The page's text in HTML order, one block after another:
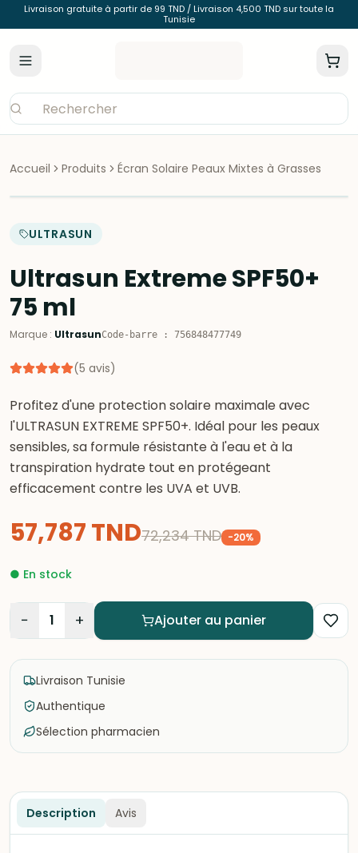
Livraison gratuite à partir de 99 TND / Livraison 4,500 TND sur toute la
Tunisie
Accueil Produits Écran Solaire Peaux Mixtes à Grasses
ULTRASUN
Ultrasun Extreme SPF50+
75 ml
Marque : UltrasunCode-barre : 756848477749
(5 avis)
Profitez d'une protection solaire maximale avec
l'ULTRASUN EXTREME SPF50+. Idéal pour les peaux
sensibles, sa formule résistante à l'eau et à la
transpiration hydrate tout en protégeant
efficacement contre les UVA et UVB.
57,787TND72,234 TND -20%
● En stock
− 1 + Ajouter au panier
Livraison Tunisie
Authentique
Sélection pharmacien
Description Avis